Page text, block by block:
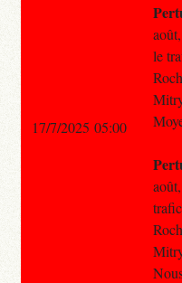
le
17/7/2025 05:00